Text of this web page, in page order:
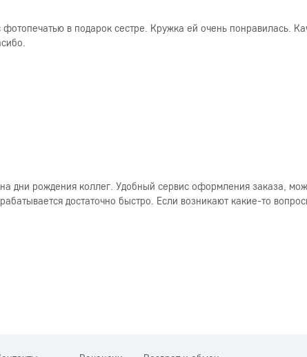
в подарок сестре. Кружка ей очень понравилась.
дни рождения коллег. Удобный сервис оформления заказа,
достаточно быстро. Если возникают какие-то